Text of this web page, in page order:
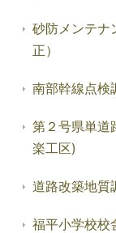
砂防メンテナ
正）
南部幹線点検
第２号県単道
楽工区)
道路改築地質
福平小学校